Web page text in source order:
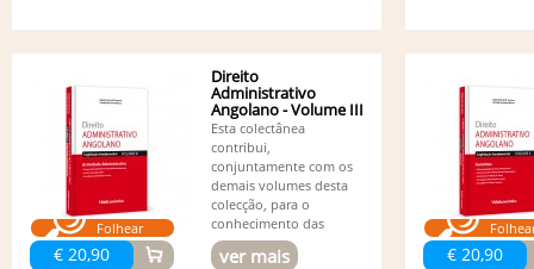
Folhear
€ 20,90
Direito
Administrativo
Angolano - Volume III
- Actividade...
Esta colectânea
contribui,
conjuntamente com os
demais volumes desta
colecção, para o
conhecimento das
normas...
ver mais € 20,90